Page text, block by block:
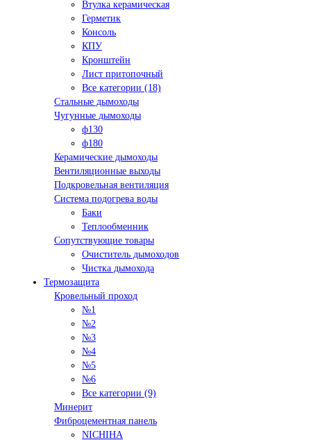
Втулка керамическая
Герметик
Консоль
КПУ
Кронштейн
Лист притопочный
Все категории (18)
Стальные дымоходы
Чугунные дымоходы
ф130
ф180
Керамические дымоходы
Вентиляционные выходы
Подкровельная вентиляция
Система подогрева воды
Баки
Теплообменник
Сопутствующие товары
Очиститель дымоходов
Чистка дымохода
Термозащита
Кровельный проход
№1
№2
№3
№4
№5
№6
Все категории (9)
Минерит
Фиброцементная панель
NICHIHA